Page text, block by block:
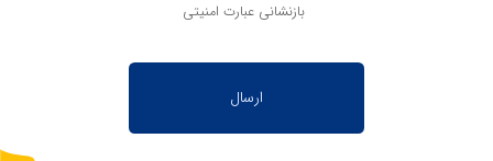
بازنشانی عبارت امنیتی